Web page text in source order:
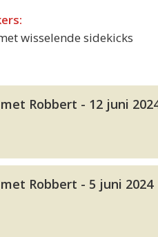
wisselende sidekicks
Robbert - 12 juni
Robbert - 5 juni 2024